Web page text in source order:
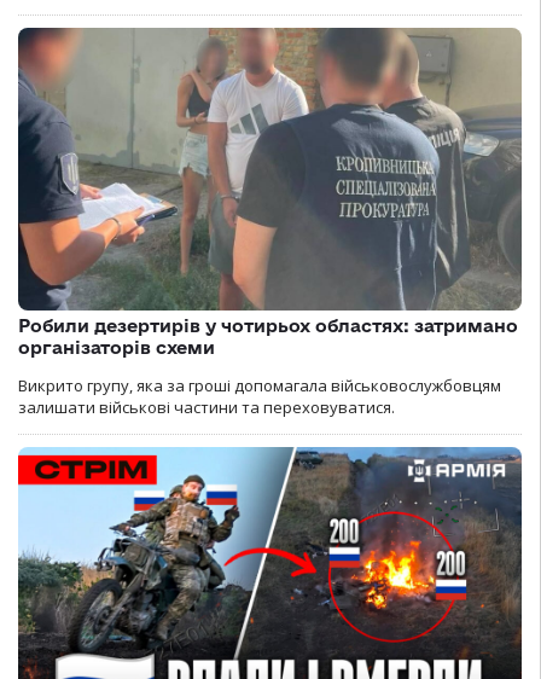
Робили дезертирів у чотирьох областях: затримано
організаторів схеми
Викрито групу, яка за гроші допомагала військовослужбовцям
залишати військові частини та переховуватися.